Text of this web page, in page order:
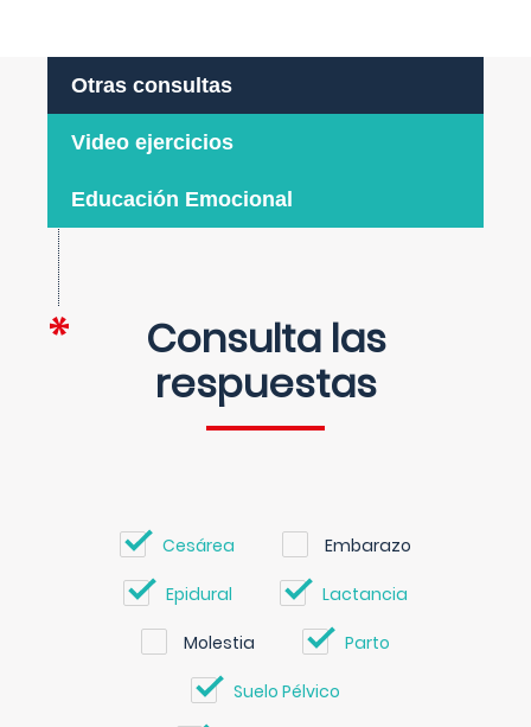
Otras consultas
Video ejercicios
Educación Emocional
Consulta las
respuestas
Cesárea Embarazo
Epidural Lactancia
Molestia Parto
Suelo Pélvico